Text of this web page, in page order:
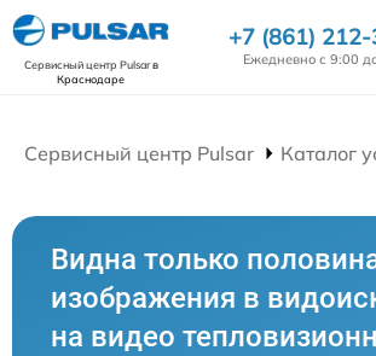
Сервисный центр Pulsarв
Краснодаре
+7 (861)
Ежедневно с 9:00
Сервисный центр Pulsar Каталог
Видна только
изображения в
на видео